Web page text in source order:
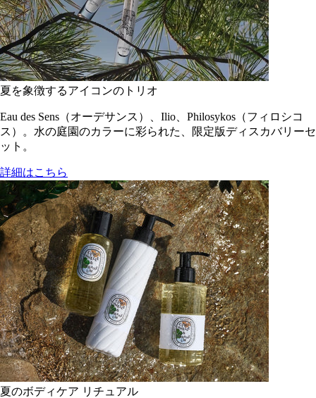
夏を象徴するアイコンのトリオ
Eau des Sens（オーデサンス）、Ilio、Philosykos（フィロシコ
ス）。水の庭園のカラーに彩られた、限定版ディスカバリーセ
ット。
詳細はこちら
夏のボディケア リチュアル